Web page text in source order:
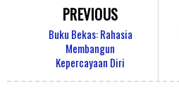
PREVIOUS
Buku Bekas: Rahasia
Membangun
Kepercayaan Diri